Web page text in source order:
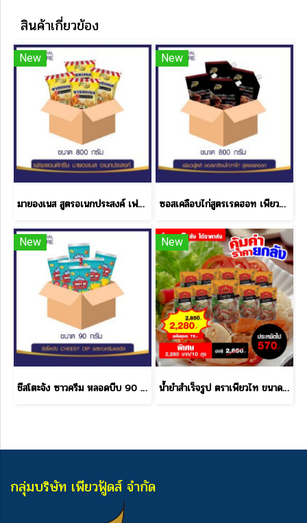
สินค้าเกี่ยวข้อง
New
มายองเนส สูตรอเนกประสงค์ เฟรช & กรีน ขนาด 800 กรัม 1 ลัง
New
ซอสเคลือบไก่สูตรเรดฮอท เพียวฟู้ดส์ 800 กรัม ราคาส่ง
New
ชีสโตะจัง ซาวครีม หลอดบีบ 90 กรัม ราคาส่ง
New
น้ำยำสำเร็จรูป ตราเพียวไท ขนาด 850 กรัม ราคาส่ง
กลุ่มบริษัท เพียวฟู้ดส์ จำกัด